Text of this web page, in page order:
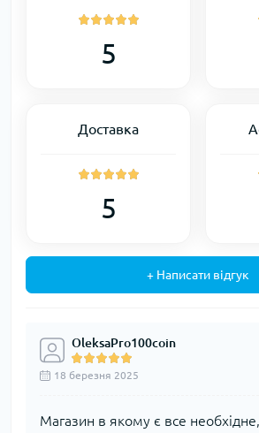
+ Написати відгук
5
Доставка
5
OleksaPro100coin
18 березня 2025
Магазин в якому є все